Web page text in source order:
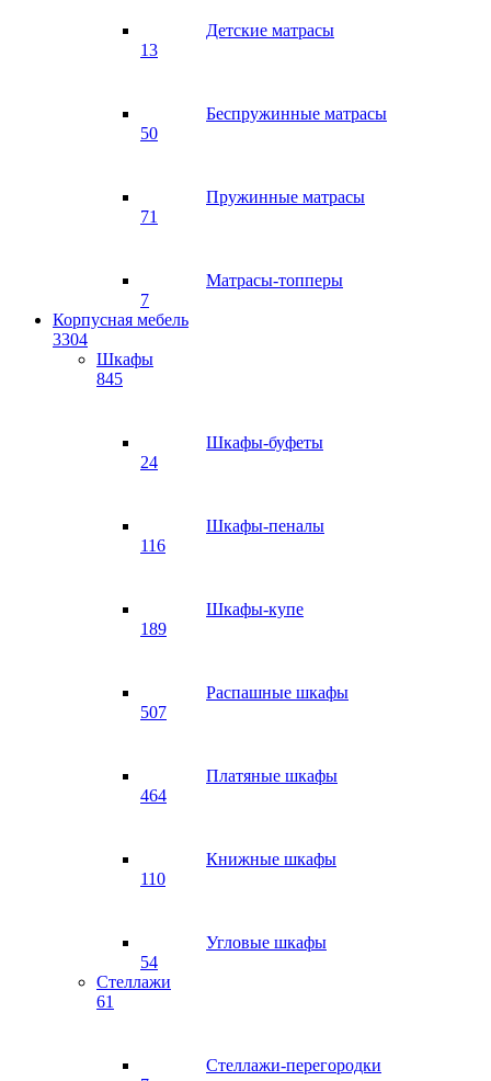
Детские матрасы
13
Беспружинные матрасы
50
Пружинные матрасы
71
Матрасы-топперы
7
Корпусная мебель
3304
Шкафы
845
Шкафы-буфеты
24
Шкафы-пеналы
116
Шкафы-купе
189
Распашные шкафы
507
Платяные шкафы
464
Книжные шкафы
110
Угловые шкафы
54
Стеллажи
61
Стеллажи-перегородки